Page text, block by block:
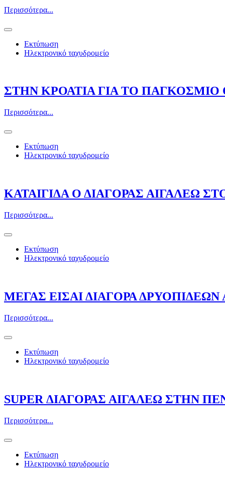
Περισσότερα...
Εκτύπωση
Ηλεκτρονικό ταχυδρομείο
ΣΤΗΝ ΚΡΟΑΤΙΑ ΓΙΑ ΤΟ ΠΑΓΚΟΣΜΙΟ
Περισσότερα...
Εκτύπωση
Ηλεκτρονικό ταχυδρομείο
ΚΑΤΑΙΓΙΔΑ Ο ΔΙΑΓΟΡΑΣ ΑΙΓΑΛΕΩ
Περισσότερα...
Εκτύπωση
Ηλεκτρονικό ταχυδρομείο
ΜΕΓΑΣ ΕΙΣΑΙ ΔΙΑΓΟΡΑ
Περισσότερα...
Εκτύπωση
Ηλεκτρονικό ταχυδρομείο
SUPER ΔΙΑΓΟΡΑΣ ΑΙΓΑΛΕΩ ΣΤΗΝ
Περισσότερα...
Εκτύπωση
Ηλεκτρονικό ταχυδρομείο